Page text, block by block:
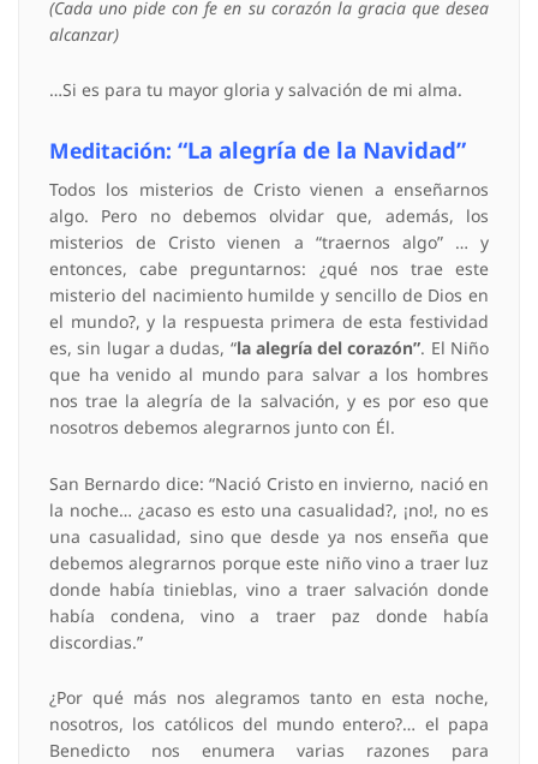
(Cada uno pide con fe en su corazón la gracia que desea
alcanzar)
…Si es para tu mayor gloria y salvación de mi alma.
Meditación: “La alegría de la Navidad”
Todos los misterios de Cristo vienen a enseñarnos
algo. Pero no debemos olvidar que, además, los
misterios de Cristo vienen a “traernos algo” … y
entonces, cabe preguntarnos: ¿qué nos trae este
misterio del nacimiento humilde y sencillo de Dios en
el mundo?, y la respuesta primera de esta festividad
es, sin lugar a dudas, “la alegría del corazón”. El Niño
que ha venido al mundo para salvar a los hombres
nos trae la alegría de la salvación, y es por eso que
nosotros debemos alegrarnos junto con Él.
San Bernardo dice: “Nació Cristo en invierno, nació en
la noche… ¿acaso es esto una casualidad?, ¡no!, no es
una casualidad, sino que desde ya nos enseña que
debemos alegrarnos porque este niño vino a traer luz
donde había tinieblas, vino a traer salvación donde
había condena, vino a traer paz donde había
discordias.”
¿Por qué más nos alegramos tanto en esta noche,
nosotros, los católicos del mundo entero?… el papa
Benedicto nos enumera varias razones para